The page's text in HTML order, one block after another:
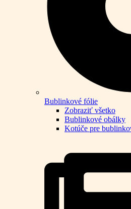
Bublinkové fólie
Zobraziť všetko
Bublinkové obálky
Kotúče pre